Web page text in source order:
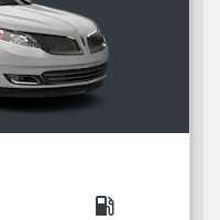
local_gas_station